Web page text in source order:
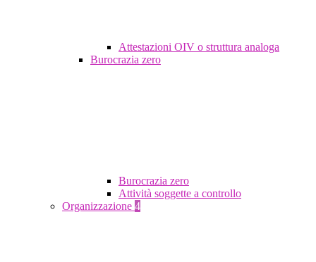
Attestazioni OIV o struttura analoga
Burocrazia zero
Burocrazia zero
Attività soggette a controllo
Organizzazione 4